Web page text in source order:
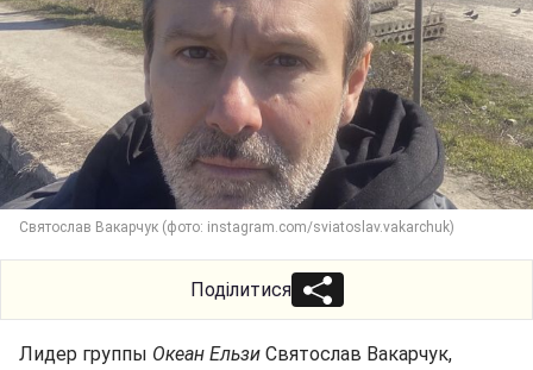
Святослав Вакарчук (фото: instagram.com/sviatoslav.vakarchuk)
Поділитися
Лидер группы Океан Ельзи Святослав Вакарчук,